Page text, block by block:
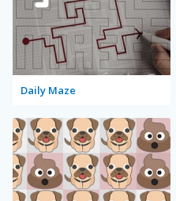
Daily Maze